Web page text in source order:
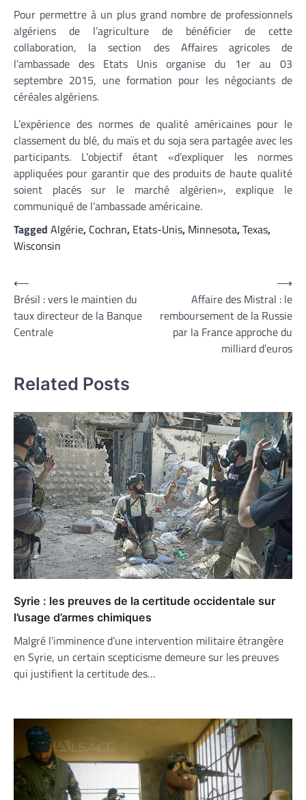
Pour permettre à un plus grand nombre de professionnels
algériens de l’agriculture de bénéficier de cette
collaboration, la section des Affaires agricoles de
l’ambassade des Etats Unis organise du 1er au 03
septembre 2015, une formation pour les négociants de
céréales algériens.
L’expérience des normes de qualité américaines pour le
classement du blé, du maïs et du soja sera partagée avec les
participants. L’objectif étant «d’expliquer les normes
appliquées pour garantir que des produits de haute qualité
soient placés sur le marché algérien», explique le
communiqué de l’ambassade américaine.
Tagged Algérie, Cochran, Etats-Unis, Minnesota,Texas,
Wisconsin
Navigation
de
l’article
⟵
Brésil : vers le maintien du
taux directeur de la Banque
Centrale
Affaire des Mistral : le
remboursement de la Russie
par la France approche du
milliard d’euros
⟶
Related Posts
Syrie : les preuves de la certitude occidentale sur
l’usage d’armes chimiques
Malgré l’imminence d’une intervention militaire étrangère
en Syrie, un certain scepticisme demeure sur les preuves
qui justifient la certitude des…